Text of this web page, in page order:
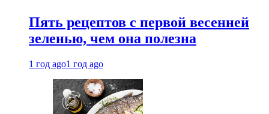
Пять рецептов с первой весенней
зеленью, чем она полезна
1 год ago1 год ago